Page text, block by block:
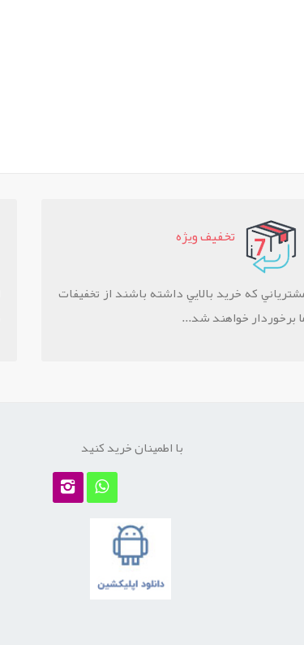
تخفيف ويژه
که خريد بالايي داشته باشند از تخفيفات
برخوردار خواهند شد...
با اطمینان خرید کنید